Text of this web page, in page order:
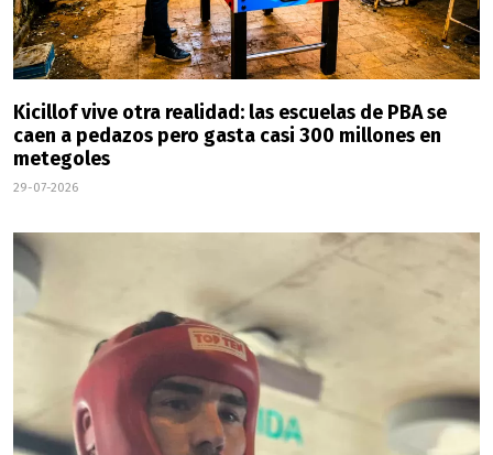
Kicillof vive otra realidad: las escuelas de PBA se
caen a pedazos pero gasta casi 300 millones en
metegoles
29-07-2026